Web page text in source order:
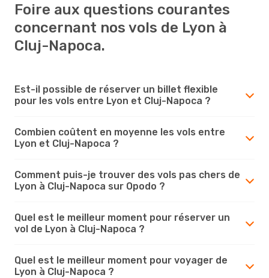
Foire aux questions courantes
concernant nos vols de Lyon à
Cluj-Napoca.
Est-il possible de réserver un billet flexible
pour les vols entre Lyon et Cluj-Napoca ?
Combien coûtent en moyenne les vols entre
Lyon et Cluj-Napoca ?
Comment puis-je trouver des vols pas chers de
Lyon à Cluj-Napoca sur Opodo ?
Quel est le meilleur moment pour réserver un
vol de Lyon à Cluj-Napoca ?
Quel est le meilleur moment pour voyager de
Lyon à Cluj-Napoca ?